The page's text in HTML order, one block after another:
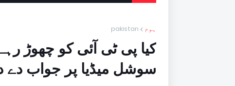
ہوم pakistan
کیا پی ٹی آئی کو چھوڑ
سوشل میڈیا پر جواب دے